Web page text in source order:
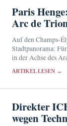
Paris
Arc de
Auf den Champs-
Stadtpanorama:
in der Achse des
ARTIKEL LESEN →
Direkter
wegen